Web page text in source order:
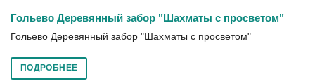
Гольево Деревянный забор "Шахматы с просветом"
Гольево Деревянный забор "Шахматы с просветом"
ПОДРОБНЕЕ